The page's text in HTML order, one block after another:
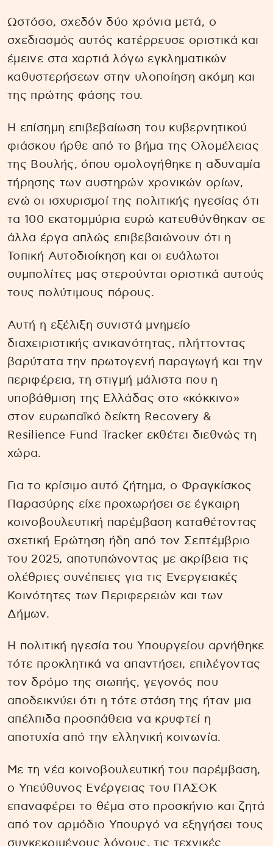
Ωστόσο, σχεδόν δύο χρόνια μετά, ο
σχεδιασμός αυτός κατέρρευσε οριστικά και
έμεινε στα χαρτιά λόγω εγκληματικών
καθυστερήσεων στην υλοποίηση ακόμη και
της πρώτης φάσης του.
Η επίσημη επιβεβαίωση του κυβερνητικού
φιάσκου ήρθε από το βήμα της Ολομέλειας
της Βουλής, όπου ομολογήθηκε η αδυναμία
τήρησης των αυστηρών χρονικών ορίων,
ενώ οι ισχυρισμοί της πολιτικής ηγεσίας ότι
τα 100 εκατομμύρια ευρώ κατευθύνθηκαν σε
άλλα έργα απλώς επιβεβαιώνουν ότι η
Τοπική Αυτοδιοίκηση και οι ευάλωτοι
συμπολίτες μας στερούνται οριστικά αυτούς
τους πολύτιμους πόρους.
Αυτή η εξέλιξη συνιστά μνημείο
διαχειριστικής ανικανότητας, πλήττοντας
βαρύτατα την πρωτογενή παραγωγή και την
περιφέρεια, τη στιγμή μάλιστα που η
υποβάθμιση της Ελλάδας στο «κόκκινο»
στον ευρωπαϊκό δείκτη Recovery &
Resilience Fund Tracker εκθέτει διεθνώς τη
χώρα.
Για το κρίσιμο αυτό ζήτημα, ο Φραγκίσκος
Παρασύρης είχε προχωρήσει σε έγκαιρη
κοινοβουλευτική παρέμβαση καταθέτοντας
σχετική Ερώτηση ήδη από τον Σεπτέμβριο
του 2025, αποτυπώνοντας με ακρίβεια τις
ολέθριες συνέπειες για τις Ενεργειακές
Κοινότητες των Περιφερειών και των
Δήμων.
Η πολιτική ηγεσία του Υπουργείου αρνήθηκε
τότε προκλητικά να απαντήσει, επιλέγοντας
τον δρόμο της σιωπής, γεγονός που
αποδεικνύει ότι η τότε στάση της ήταν μια
απέλπιδα προσπάθεια να κρυφτεί η
αποτυχία από την ελληνική κοινωνία.
Με τη νέα κοινοβουλευτική του παρέμβαση,
ο Υπεύθυνος Ενέργειας του ΠΑΣΟΚ
επαναφέρει το θέμα στο προσκήνιο και ζητά
από τον αρμόδιο Υπουργό να εξηγήσει τους
συγκεκριμένους λόγους, τις τεχνικές